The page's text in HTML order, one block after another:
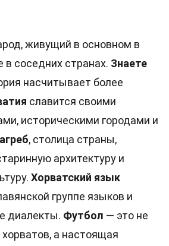
живущий в основном в
в соседних странах. Знаете
насчитывает более
славится своими
историческими городами и
, столица страны,
архитектуру и
Хорватский язык
группе языков и
диалекты. Футбол — это не
а настоящая